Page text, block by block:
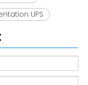
UPS